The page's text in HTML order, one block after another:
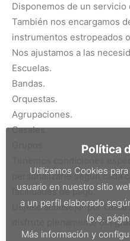
Disponemos de un
También nos encargamos
instrumentos estropeados
Nos ajustamos a las
Escuelas.
Bandas.
Orquestas.
Agrupaciones.
Casales.
personalizarle según cada
facilidades de pago.
Déjese aconsejar por
disfrute plenamente del
Política
Utilizamos Cookies
usuario en nuestro sitio
a un perfil elaborado
(p.e.
Más información y